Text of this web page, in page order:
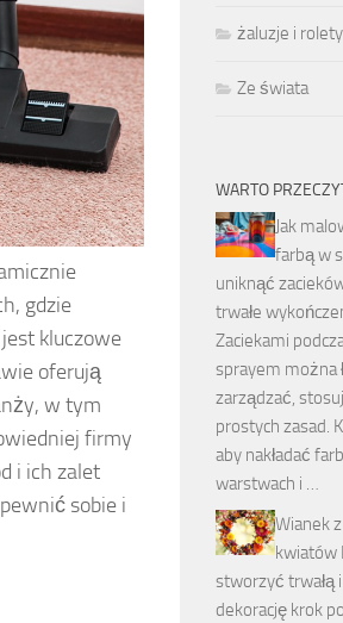
gdzie
kluczowe
oferują
w tym
firmy
i ich zalet
sobie i
żaluzje i rolety
Ze świata
WARTO
Jak
farbą w
uniknąć
trwałe
Zaciekami
sprayem można
zarządzać,
prostych zasad.
aby nakładać
warstwach i …
Wianek
kwiatów
stworzyć trwałą
dekorację krok